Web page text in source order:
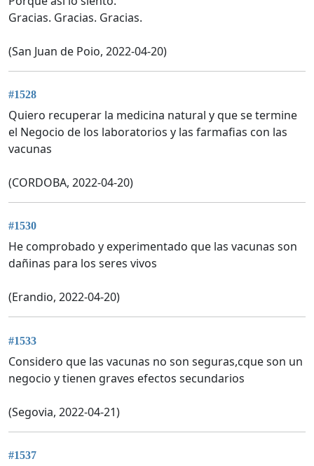
Gracias. Gracias. Gracias.
(San Juan de Poio, 2022-04-20)
#1528
Quiero recuperar la medicina natural y que se termine
el Negocio de los laboratorios y las farmafias con las
vacunas
(CORDOBA, 2022-04-20)
#1530
He comprobado y experimentado que las vacunas son
dañinas para los seres vivos
(Erandio, 2022-04-20)
#1533
Considero que las vacunas no son seguras,cque son un
negocio y tienen graves efectos secundarios
(Segovia, 2022-04-21)
#1537